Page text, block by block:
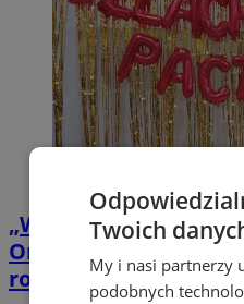
„Weekend Cudów”
Orzeszu – pomoc
rodzin!
Twoich
My i nasi partnerzy
podobnych